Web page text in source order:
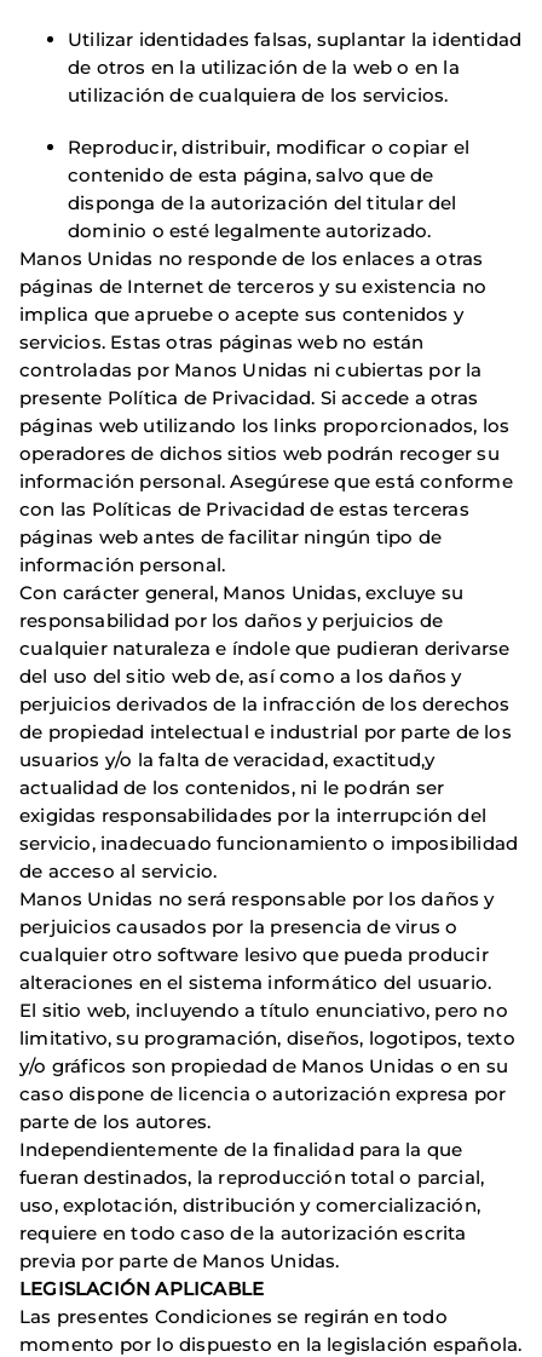
Utilizar identidades falsas, suplantar la identidad
de otros en la utilización de la web o en la
utilización de cualquiera de los servicios.
Reproducir, distribuir, modificar o copiar el
contenido de esta página, salvo que de
disponga de la autorización del titular del
dominio o esté legalmente autorizado.
Manos Unidas no responde de los enlaces a otras
páginas de Internet de terceros y su existencia no
implica que apruebe o acepte sus contenidos y
servicios. Estas otras páginas web no están
controladas por Manos Unidas ni cubiertas por la
presente Política de Privacidad. Si accede a otras
páginas web utilizando los links proporcionados, los
operadores de dichos sitios web podrán recoger su
información personal. Asegúrese que está conforme
con las Políticas de Privacidad de estas terceras
páginas web antes de facilitar ningún tipo de
información personal.
Con carácter general, Manos Unidas, excluye su
responsabilidad por los daños y perjuicios de
cualquier naturaleza e índole que pudieran derivarse
del uso del sitio web de, así como a los daños y
perjuicios derivados de la infracción de los derechos
de propiedad intelectual e industrial por parte de los
usuarios y/o la falta de veracidad, exactitud,y
actualidad de los contenidos, ni le podrán ser
exigidas responsabilidades por la interrupción del
servicio, inadecuado funcionamiento o imposibilidad
de acceso al servicio.
Manos Unidas no será responsable por los daños y
perjuicios causados por la presencia de virus o
cualquier otro software lesivo que pueda producir
alteraciones en el sistema informático del usuario.
El sitio web, incluyendo a título enunciativo, pero no
limitativo, su programación, diseños, logotipos, texto
y/o gráficos son propiedad de Manos Unidas o en su
caso dispone de licencia o autorización expresa por
parte de los autores.
Independientemente de la finalidad para la que
fueran destinados, la reproducción total o parcial,
uso, explotación, distribución y comercialización,
requiere en todo caso de la autorización escrita
previa por parte de Manos Unidas.
LEGISLACIÓN APLICABLE
Las presentes Condiciones se regirán en todo
momento por lo dispuesto en la legislación española.